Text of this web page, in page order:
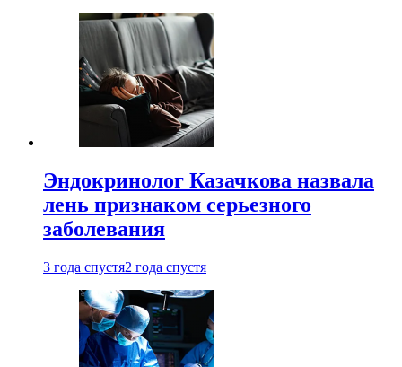
Эндокринолог Казачкова назвала
лень признаком серьезного
заболевания
3 года спустя2 года спустя